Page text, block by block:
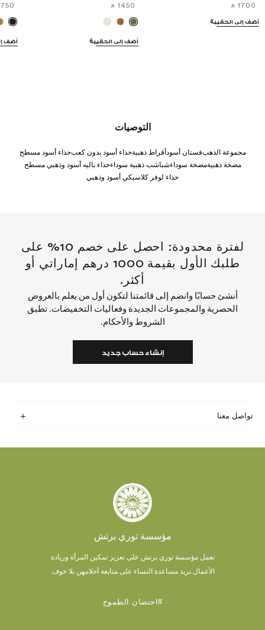
‎ ⃁ ⁦1700⁩ ‎
أضف إلى الحقيبة
‎ ⃁ ⁦1450⁩ ‎
أضف إلى الحقيبة أضف
التوصيات
مجموعة الذهبفستان أسود أقراط ذهبيةحذاء أسود بدون كعبحذاء أسود مسطح
مضخة ذهبيةمضخة سوداءشباشب ذهبية سوداءحذاء باليه أسود وذهبي مسطح
حذاء لوفر كلاسيكي أسود وذهبي
لفترة محدودة: احصل على خصم 10% على
طلبك الأول بقيمة 1000 درهم إماراتي أو
أكثر.
أنشئ حسابًا وانضم إلى قائمتنا لتكون أول من يعلم بالعروض
الحصرية والمجموعات الجديدة وفعاليات التخفيضات. تطبق
الشروط والأحكام.
إنشاء حساب جديد
تواصل معنا
مؤسسة توري برتش
تعمل مؤسسة توري برتش على تعزيز تمكين المرأة وريادة
الأعمال. نريد مساعدة النساء على متابعة أحلامهن بلا خوف.
#احتضان الطموح